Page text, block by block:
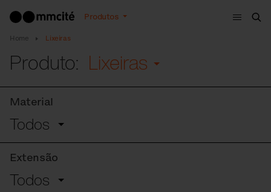
Produtos
Menu
Home Lixeiras
Produto: Lixeiras
Material
Todos
Extensão
Todos